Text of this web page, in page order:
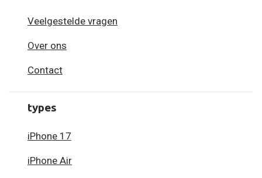
Veelgestelde vragen
Over ons
Contact
types
iPhone 17
iPhone Air